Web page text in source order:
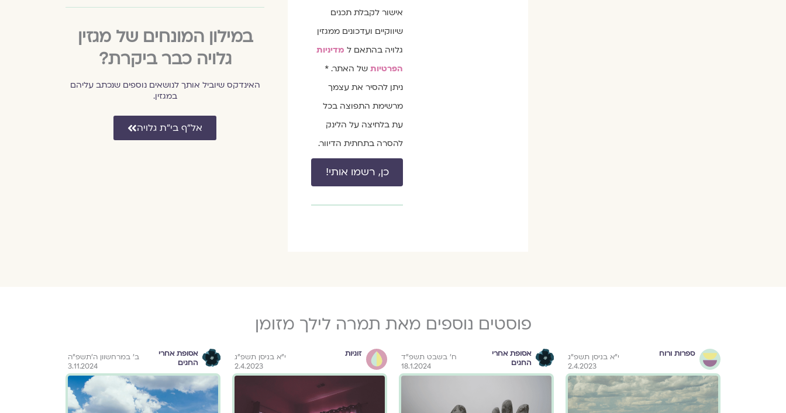
אישור לקבלת תכנים
שיווקיים ועדכונים ממגזין
גלויה בהתאם למדיניות
הפרטיותשל האתר. *
ניתן להסיר את עצמך
מרשימת התפוצה בכל
עת בלחיצה על הלינק
להסרה בתחתית הדיוור.
כן, רשמו אותי!
במילון המונחים של מגזין
גלויה כבר ביקרת?
האינדקס שיוביל אותך לנושאים נוספים שנכתב עליהם
במגזין.
אל״ף בי״ת גלויה
פוסטים נוספים מאת תמרה לילך מזומן
ספרות ורוח
י״א בניסן תשפ״ג
2.4.2023
אסופת אחרי
החגים
ח׳ בשבט תשפ״ד
18.1.2024
זוגיות
י״א בניסן תשפ״ג
2.4.2023
אסופת אחרי
החגים
ב׳ במרחשוון ה׳תשפ״ה
3.11.2024